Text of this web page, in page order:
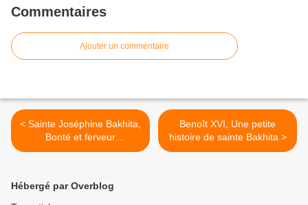
Commentaires
Ajouter un commentaire
< Sainte Joséphine Bakhita,
Bonté et ferveur
missionnaire - Prière
Benoît XVI, Une petite
histoire de sainte Bakhita >
Hébergé par Overblog